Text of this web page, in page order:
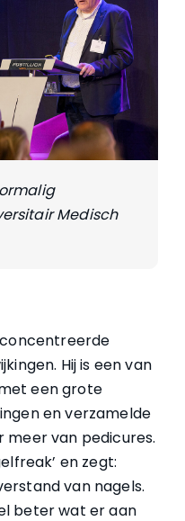
Medisch
Hij is een van
een grote
en verzamelde
van pedicures.
en zegt:
van nagels.
beter wat er aan